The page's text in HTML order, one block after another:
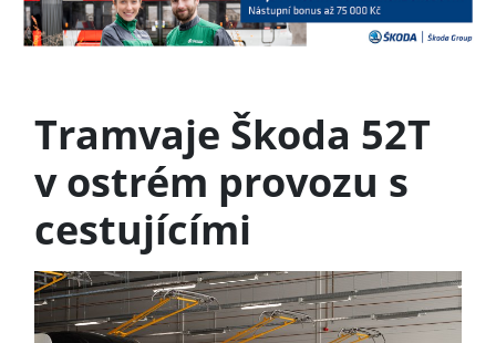
Tramvaje Škoda 52T
v ostrém provozu s
cestujícími